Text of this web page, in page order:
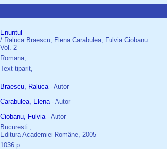
Enuntul
/ Raluca Braescu, Elena Carabulea, Fulvia Ciobanu...
Vol. 2
Romana,
Text tiparit,
Braescu, Raluca- Autor
Carabulea, Elena- Autor
Ciobanu, Fulvia- Autor
Bucuresti ;
Editura Academiei Române, 2005
1036 p.